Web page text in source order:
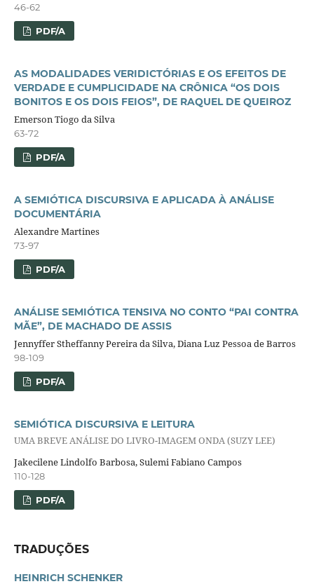
46-62
PDF/A
AS MODALIDADES VERIDICTÓRIAS E OS EFEITOS DE
VERDADE E CUMPLICIDADE NA CRÔNICA “OS DOIS
BONITOS E OS DOIS FEIOS”, DE RAQUEL DE QUEIROZ
Emerson Tiogo da Silva
63-72
PDF/A
A SEMIÓTICA DISCURSIVA E APLICADA À ANÁLISE
DOCUMENTÁRIA
Alexandre Martines
73-97
PDF/A
ANÁLISE SEMIÓTICA TENSIVA NO CONTO “PAI CONTRA
MÃE”, DE MACHADO DE ASSIS
Jennyffer Stheffanny Pereira da Silva, Diana Luz Pessoa de Barros
98-109
PDF/A
SEMIÓTICA DISCURSIVA E LEITURA
UMA BREVE ANÁLISE DO LIVRO-IMAGEM ONDA (SUZY LEE)
Jakecilene Lindolfo Barbosa, Sulemi Fabiano Campos
110-128
PDF/A
TRADUÇÕES
HEINRICH SCHENKER